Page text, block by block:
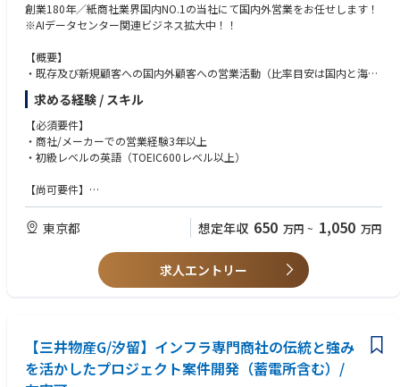
創業180年／紙商社業界国内NO.1の当社にて国内外営業をお任せします！
※AIデータセンター関連ビジネス拡大中！！
【概要】
・既存及び新規顧客への国内外顧客への営業活動（比率目安は国内と海外
は半々です。）
・海外に関しては欧米・及び韓国を中心に、アフリカ以外の全域を網羅し
ています。
【主な業務】
・主に国内メーカーから製品もしくは原反の仕入。
・海外電子部品・エレクトロニクスメーカーへの販売。
将来的には海外駐在の可能性もあります（希望者歓迎）
新規営業(新規仕入先・新商材の企画・開発等）得意な方歓迎します！
※待遇面は業界最高水準です。加えて住宅補助制度（満38歳まで）もあり
求める経験 / スキル
【必須要件】
・商社/メーカーでの営業経験3年以上
・初級レベルの英語（TOEIC600レベル以上）
【尚可要件】
・ビジネスレベルの英語
・素材領域（化学素材）の取り扱い経験
・エレクトロニクス関連での営業経験
・貿易営業の経験
東京都 想定年収 650 万円 ~ 1,050 万円
求人エントリー
【三井物産G/汐留】インフラ専門商社の伝統と強み
を活かしたプロジェクト案件開発（蓄電所含む）/